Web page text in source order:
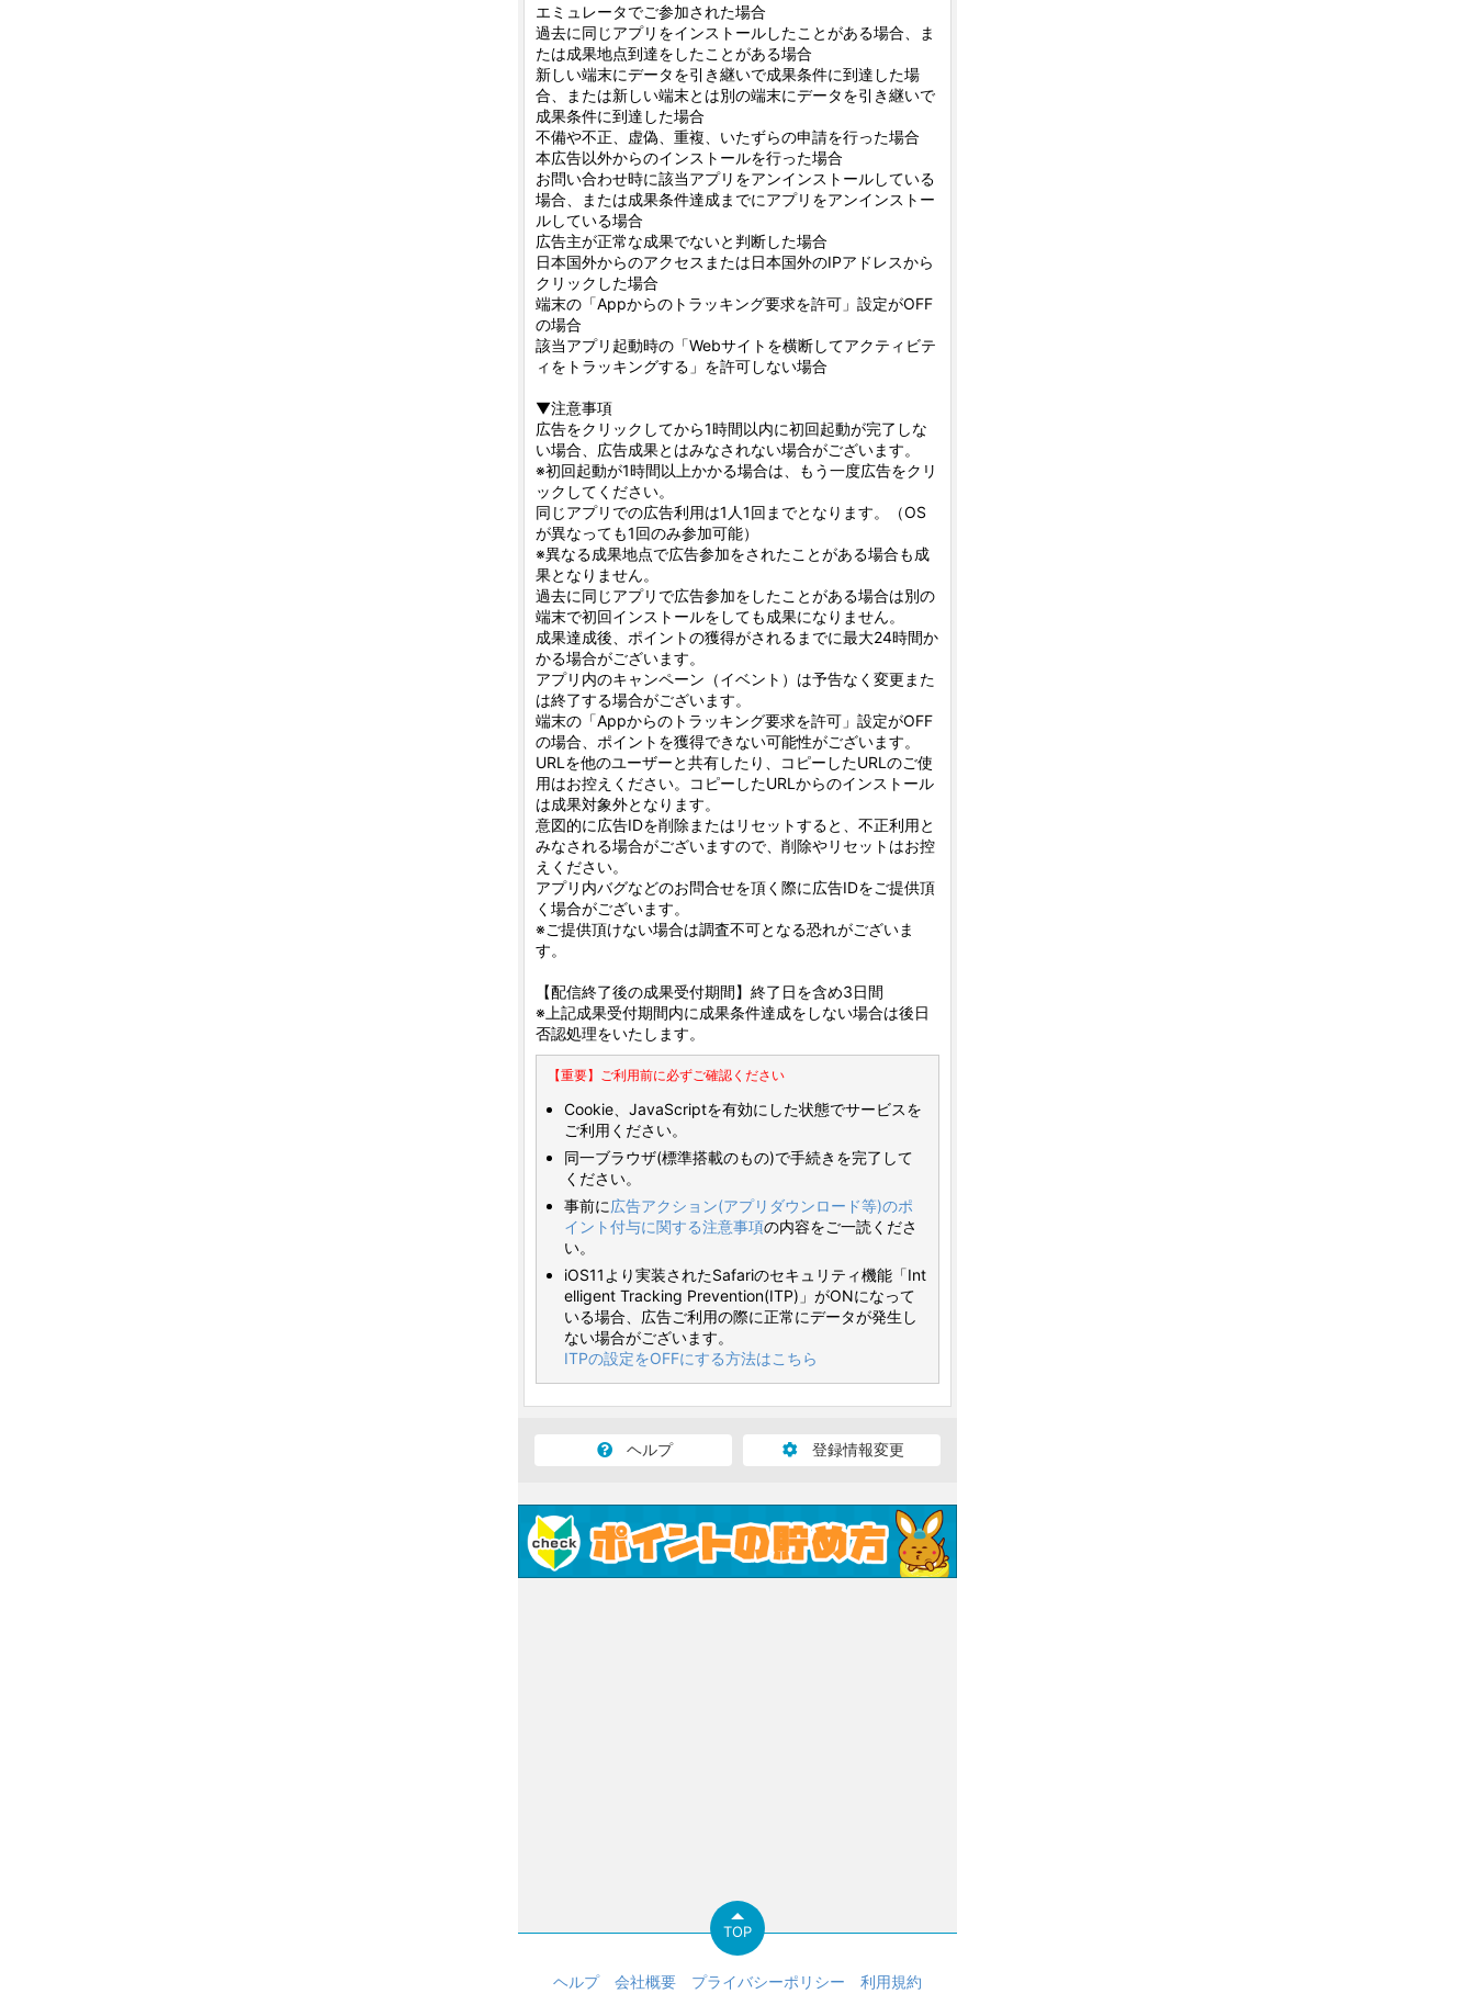
エミュレータでご参加された場合
過去に同じアプリをインストールしたことがある場合、ま
たは成果地点到達をしたことがある場合
新しい端末にデータを引き継いで成果条件に到達した場
合、または新しい端末とは別の端末にデータを引き継いで
成果条件に到達した場合
不備や不正、虚偽、重複、いたずらの申請を行った場合
本広告以外からのインストールを行った場合
お問い合わせ時に該当アプリをアンインストールしている
場合、または成果条件達成までにアプリをアンインストー
ルしている場合
広告主が正常な成果でないと判断した場合
日本国外からのアクセスまたは日本国外のIPアドレスから
クリックした場合
端末の「Appからのトラッキング要求を許可」設定がOFF
の場合
該当アプリ起動時の「Webサイトを横断してアクティビテ
ィをトラッキングする」を許可しない場合
▼注意事項
広告をクリックしてから1時間以内に初回起動が完了しな
い場合、広告成果とはみなされない場合がございます。
※初回起動が1時間以上かかる場合は、もう一度広告をクリ
ックしてください。
同じアプリでの広告利用は1人1回までとなります。（OS
が異なっても1回のみ参加可能）
※異なる成果地点で広告参加をされたことがある場合も成
果となりません。
過去に同じアプリで広告参加をしたことがある場合は別の
端末で初回インストールをしても成果になりません。
成果達成後、ポイントの獲得がされるまでに最大24時間か
かる場合がございます。
アプリ内のキャンペーン（イベント）は予告なく変更また
は終了する場合がございます。
端末の「Appからのトラッキング要求を許可」設定がOFF
の場合、ポイントを獲得できない可能性がございます。
URLを他のユーザーと共有したり、コピーしたURLのご使
用はお控えください。コピーしたURLからのインストール
は成果対象外となります。
意図的に広告IDを削除またはリセットすると、不正利用と
みなされる場合がございますので、削除やリセットはお控
えください。
アプリ内バグなどのお問合せを頂く際に広告IDをご提供頂
く場合がございます。
※ご提供頂けない場合は調査不可となる恐れがございま
す。
【配信終了後の成果受付期間】終了日を含め3日間
※上記成果受付期間内に成果条件達成をしない場合は後日
否認処理をいたします。
【重要】ご利用前に必ずご確認ください
Cookie、JavaScriptを有効にした状態でサービスを
ご利用ください。
同一ブラウザ(標準搭載のもの)で手続きを完了して
ください。
事前に広告アクション(アプリダウンロード等)のポ
イント付与に関する注意事項の内容をご一読くださ
い。
iOS11より実装されたSafariのセキュリティ機能「Int
elligent Tracking Prevention(ITP)」がONになって
いる場合、広告ご利用の際に正常にデータが発生し
ない場合がございます。
ITPの設定をOFFにする方法はこちら
ヘルプ 登録情報変更
ヘルプ 会社概要 プライバシーポリシー 利用規約
TOP